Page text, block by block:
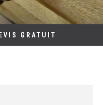
GRATUIT